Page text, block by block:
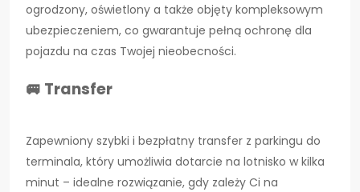
ogrodzony, oświetlony a także objęty kompleksowym
ubezpieczeniem, co gwarantuje pełną ochronę dla
pojazdu na czas Twojej nieobecności.
🚐 Transfer
Zapewniony szybki i bezpłatny transfer z parkingu do
terminala, który umożliwia dotarcie na lotnisko w kilka
minut – idealne rozwiązanie, gdy zależy Ci na